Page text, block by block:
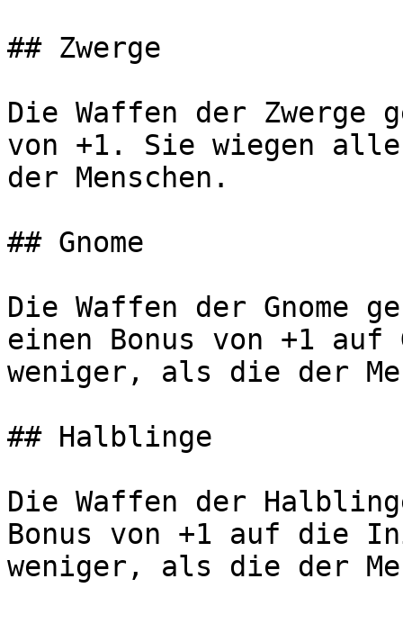
## Zwerge
Die Waffen der Zwerge
von +1. Sie wiegen
der Menschen.
## Gnome
Die Waffen der Gnome
einen Bonus von +1
weniger, als die der
## Halblinge
Die Waffen der
Bonus von +1 auf die